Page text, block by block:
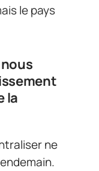
le pays
la
ne